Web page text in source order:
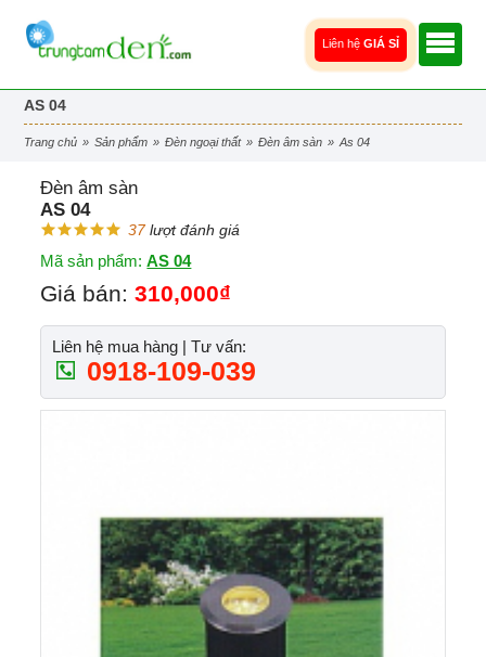
Liên hệ GIÁ SỈ
AS 04
trang chủ » sản phẩm » đèn ngoại thất » đèn âm sàn » as 04
Đèn âm sàn
AS 04
37lượt đánh giá
Mã sản phẩm:AS 04
Giá bán:310,000₫
Liên hệ mua hàng | Tư vấn:
0918-109-039